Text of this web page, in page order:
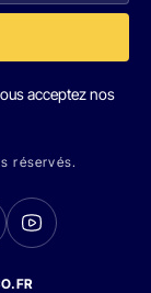
acceptez nos
réservés.